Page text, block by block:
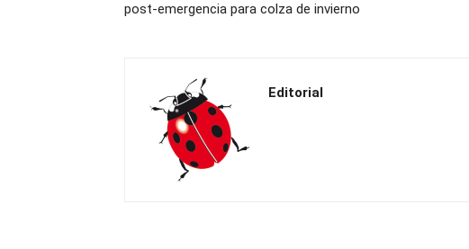
post-emergencia para colza de invierno
Editorial